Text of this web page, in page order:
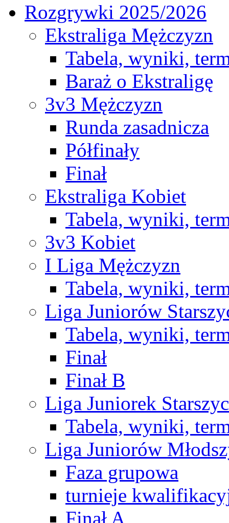
Rozgrywki 2025/2026
Ekstraliga Mężczyzn
Tabela, wyniki,
Baraż o Ekstraligę
3v3 Mężczyzn
Runda zasadnicza
Półfinały
Finał
Ekstraliga Kobiet
Tabela, wyniki,
3v3 Kobiet
I Liga Mężczyzn
Tabela, wyniki,
Liga Juniorów
Tabela, wyniki,
Finał
Finał B
Liga Juniorek
Tabela, wyniki,
Liga Juniorów
Faza grupowa
turnieje
Finał A